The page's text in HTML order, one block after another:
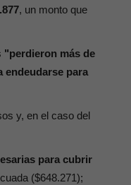
, un monto que
"perdieron más de
endeudarse para
y, en el caso del
para cubrir
($648.271);